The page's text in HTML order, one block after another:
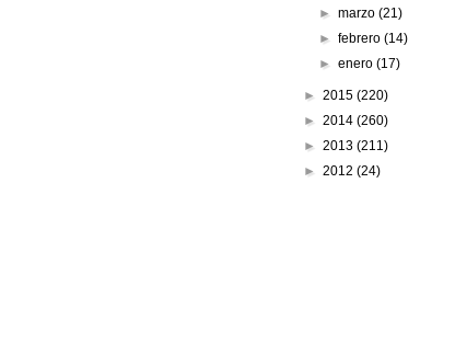
►marzo(21)
►febrero(14)
►enero(17)
► 2015 (220)
► 2014 (260)
► 2013 (211)
► 2012 (24)